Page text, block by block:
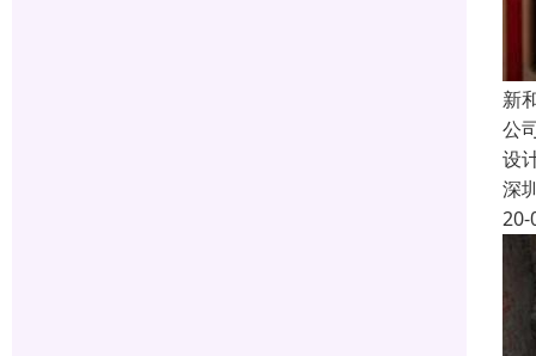
新
公
设
深
20-